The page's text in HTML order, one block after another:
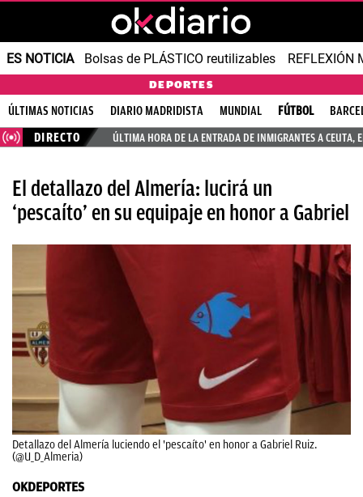
ES NOTICIA Bolsas de PLÁSTICO reutilizables REFLEXIÓN
DEPORTES
ÚLTIMAS NOTICIAS DIARIO MADRIDISTA MUNDIAL FÚTBOL
DIRECTO
ÚLTIMA HORA DE LA ENTRADA DE INMIGRANTES A CEUTA,
El detallazo del Almería: lucirá un
‘pescaíto’ en su equipaje en honor a Gabriel
Detallazo del Almería luciendo el 'pescaíto' en honor a Gabriel Ruiz.
(@U_D_Almeria)
OKDEPORTES